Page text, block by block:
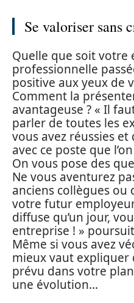
Se valoriser sans
Quelle que soit votre
professionnelle
positive aux yeux de
Comment la
avantageuse ? « Il
parler de toutes les
vous avez réussies
avec ce poste que
On vous pose des
Ne vous aventurez
anciens collègues ou
votre futur
diffuse qu’un jour,
entreprise ! »
Même si vous avez
mieux vaut
prévu dans votre
une évolution…